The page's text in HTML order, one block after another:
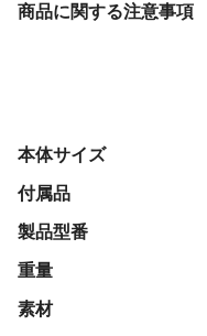
商品に関する注意事項
本体サイズ
付属品
製品型番
重量
素材